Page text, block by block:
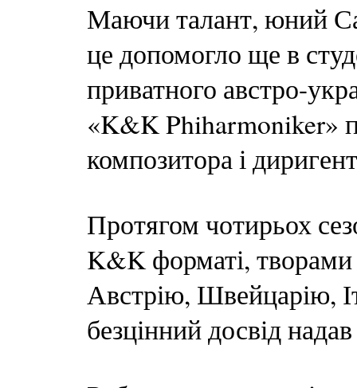
Маючи талант, юний
це допомогло ще в
приватного австро-
«K&K Phiharmoniker»
композитора і
Протягом чотирьох
K&K форматі,
Австрію, Швейцарію,
безцінний досвід